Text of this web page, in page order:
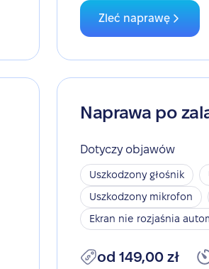
Zleć naprawę
Naprawa po
Dotyczy objawów
Uszkodzony głośnik
Uszkodzony mikrofon
Ekran nie rozjaśnia
od 149,00 zł